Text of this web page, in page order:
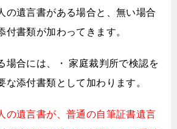
の遺言書がある場合と、無い場合
付書類が加わってきます。
場合には、
・ 家庭裁判所で検認を
な添付書類として加わります。
の遺言書が、普通の自筆証書遺言